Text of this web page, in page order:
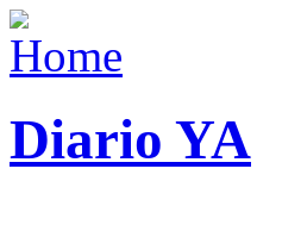
Diario YA